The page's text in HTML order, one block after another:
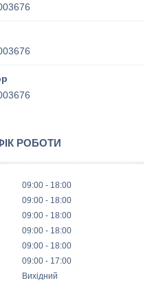
РОБОТИ
09:00
18:00
09:00
18:00
09:00
18:00
09:00
18:00
09:00
18:00
09:00
17:00
Вихідний